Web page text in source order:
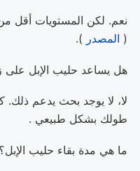
نعم. لكن المستويات أقل
( المصدر ).
هل يساعد حليب الإبل على
لا، لا يوجد بحث يدعم ذلك.
طولك بشكل طبيعي .
ما هي مدة بقاء حليب الإبل؟